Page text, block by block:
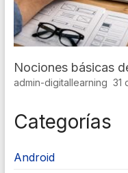
Nociones básicas
admin-digitallearning 31
Categorías
Android